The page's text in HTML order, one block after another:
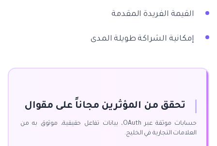
القيمة الفريدة المقدمة
إمكانية الشراكة طويلة المدى
تحقق من المؤثرين مجاناً على مقوال
حسابات موثقة عبر OAuth، بيانات تفاعل حقيقية، موثوق به من
العلامات التجارية في الخليج.